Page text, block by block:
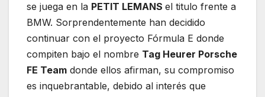
se juega en la PETIT LEMANS el titulo frente a
BMW. Sorprendentemente han decidido
continuar con el proyecto Fórmula E donde
compiten bajo el nombre Tag Heurer Porsche
FE Team donde ellos afirman, su compromiso
es inquebrantable, debido al interés que